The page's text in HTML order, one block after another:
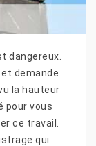
dangereux.
demande
la hauteur
pour vous
ce travail.
qui